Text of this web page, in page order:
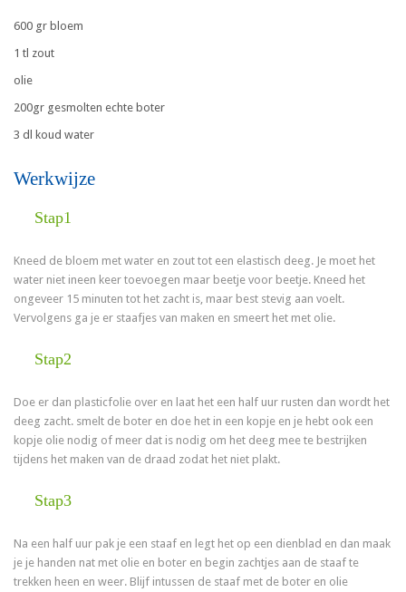
600 gr bloem
1 tl zout
olie
200gr gesmolten echte boter
3 dl koud water
Werkwijze
Stap1
Kneed de bloem met water en zout tot een elastisch deeg. Je moet het
water niet ineen keer toevoegen maar beetje voor beetje. Kneed het
ongeveer 15 minuten tot het zacht is, maar best stevig aan voelt.
Vervolgens ga je er staafjes van maken en smeert het met olie.
Stap2
Doe er dan plasticfolie over en laat het een half uur rusten dan wordt het
deeg zacht. smelt de boter en doe het in een kopje en je hebt ook een
kopje olie nodig of meer dat is nodig om het deeg mee te bestrijken
tijdens het maken van de draad zodat het niet plakt.
Stap3
Na een half uur pak je een staaf en legt het op een dienblad en dan maak
je je handen nat met olie en boter en begin zachtjes aan de staaf te
trekken heen en weer. Blijf intussen de staaf met de boter en olie